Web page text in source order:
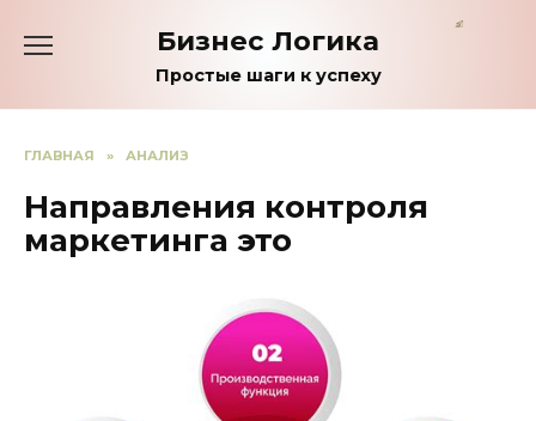
Бизнес Логика
Простые шаги к успеху
ГЛАВНАЯ » АНАЛИЗ
Направления контроля
маркетинга это